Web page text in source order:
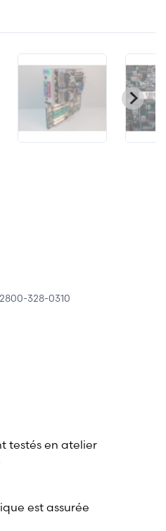
328-0310
testés en atelier
est assurée